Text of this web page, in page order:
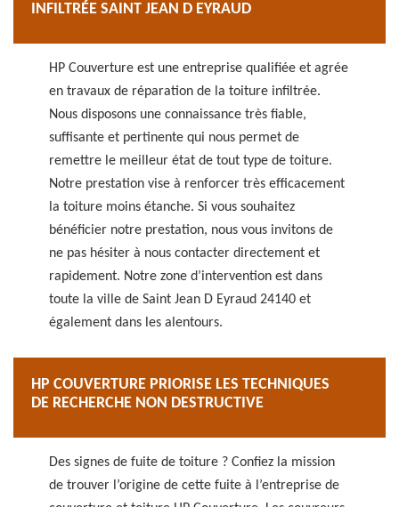
INFILTRÉE SAINT JEAN D EYRAUD
HP Couverture est une entreprise qualifiée et agrée
en travaux de réparation de la toiture infiltrée.
Nous disposons une connaissance très fiable,
suffisante et pertinente qui nous permet de
remettre le meilleur état de tout type de toiture.
Notre prestation vise à renforcer très efficacement
la toiture moins étanche. Si vous souhaitez
bénéficier notre prestation, nous vous invitons de
ne pas hésiter à nous contacter directement et
rapidement. Notre zone d’intervention est dans
toute la ville de Saint Jean D Eyraud 24140 et
également dans les alentours.
HP COUVERTURE PRIORISE LES TECHNIQUES
DE RECHERCHE NON DESTRUCTIVE
Des signes de fuite de toiture ? Confiez la mission
de trouver l’origine de cette fuite à l’entreprise de